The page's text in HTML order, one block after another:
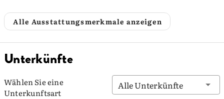
Alle Ausstattungsmerkmale anzeigen
Unterkünfte
Wählen Sie eine
Unterkunftsart
Alle Unterkünfte